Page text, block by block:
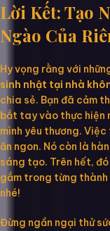
Lời Kết: Tạo
Ngào Của
Hy vọng rằng với
sinh nhật tại nhà
chia sẻ. Bạn đã cảm
bắt tay vào thực hiện
mình yêu thương.
ăn ngon. Nó còn là
sáng tạo. Trên hết,
gắm trong từng thành
nhé!
Đừng ngần ngại thử